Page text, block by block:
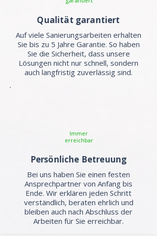
Qualität garantiert
Auf viele Sanierungsarbeiten erhalten
Sie bis zu 5 Jahre Garantie. So haben
Sie die Sicherheit, dass unsere
Lösungen nicht nur schnell, sondern
auch langfristig zuverlässig sind.
Immer
erreichbar
Persönliche Betreuung
Bei uns haben Sie einen festen
Ansprechpartner von Anfang bis
Ende. Wir erklären jeden Schritt
verständlich, beraten ehrlich und
bleiben auch nach Abschluss der
Arbeiten für Sie erreichbar.